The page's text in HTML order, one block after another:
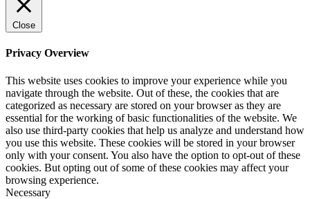
Close
Privacy Overview
This website uses cookies to improve your experience while you
navigate through the website. Out of these, the cookies that are
categorized as necessary are stored on your browser as they are
essential for the working of basic functionalities of the website. We
also use third-party cookies that help us analyze and understand how
you use this website. These cookies will be stored in your browser
only with your consent. You also have the option to opt-out of these
cookies. But opting out of some of these cookies may affect your
browsing experience.
Necessary